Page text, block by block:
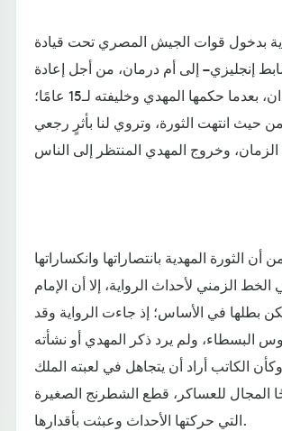
بدخول قوات الجيش المصري تحت قيادة
إنجليزي – إلى أم درمان، من أجل إعادة
احتلال السودان، بعدما حكمها المهدي وخليفته لـ15 عامًا؛
من حيث انتهت الثورة، وتروي لنا بأثرٍ رجعي
الثورة المهدية بانتصاراتها وانكساراتها
الزمني لأحداث الرواية، إلا أن الإمام
بطلها في الأساس؛ إذ جاءت الرواية وقد
البسطاء، ولم يرد ذكر المهدي أو نشأته
وكأن الكاتب أراد أن يتجاهل في لعبته الملك
المجال للعساكر، قطع الشطرنج الصغيرة
التي حركتها الأحداث وعبثت بأقدارها.